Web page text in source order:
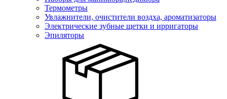
Термометры
Увлажнители, очистители воздха, ароматизаторы
Электрические зубные щетки и ирригаторы
Эпиляторы